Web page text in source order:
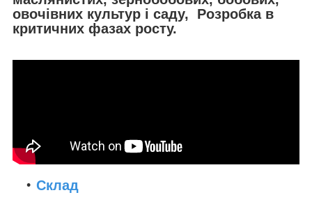
овочівних культур і саду, Розробка в
критичних фазах росту.
Склад